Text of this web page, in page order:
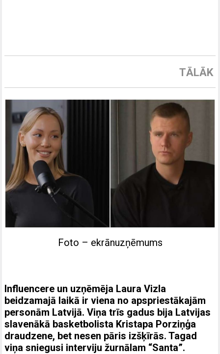
TĀLĀK
Foto – ekrānuzņēmums
Influencere un uzņēmēja Laura Vizla
beidzamajā laikā ir viena no apspriestākajām
personām Latvijā. Viņa trīs gadus bija Latvijas
slavenākā basketbolista Kristapa Porziņģa
draudzene, bet nesen pāris izšķīrās. Tagad
viņa sniegusi interviju žurnālam “Santa”.